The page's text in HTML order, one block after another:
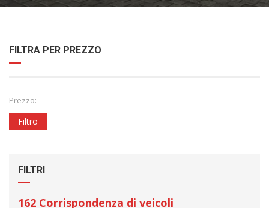
FILTRA PER PREZZO
Prezzo:
Filtro
FILTRI
162 Corrispondenza di veicoli